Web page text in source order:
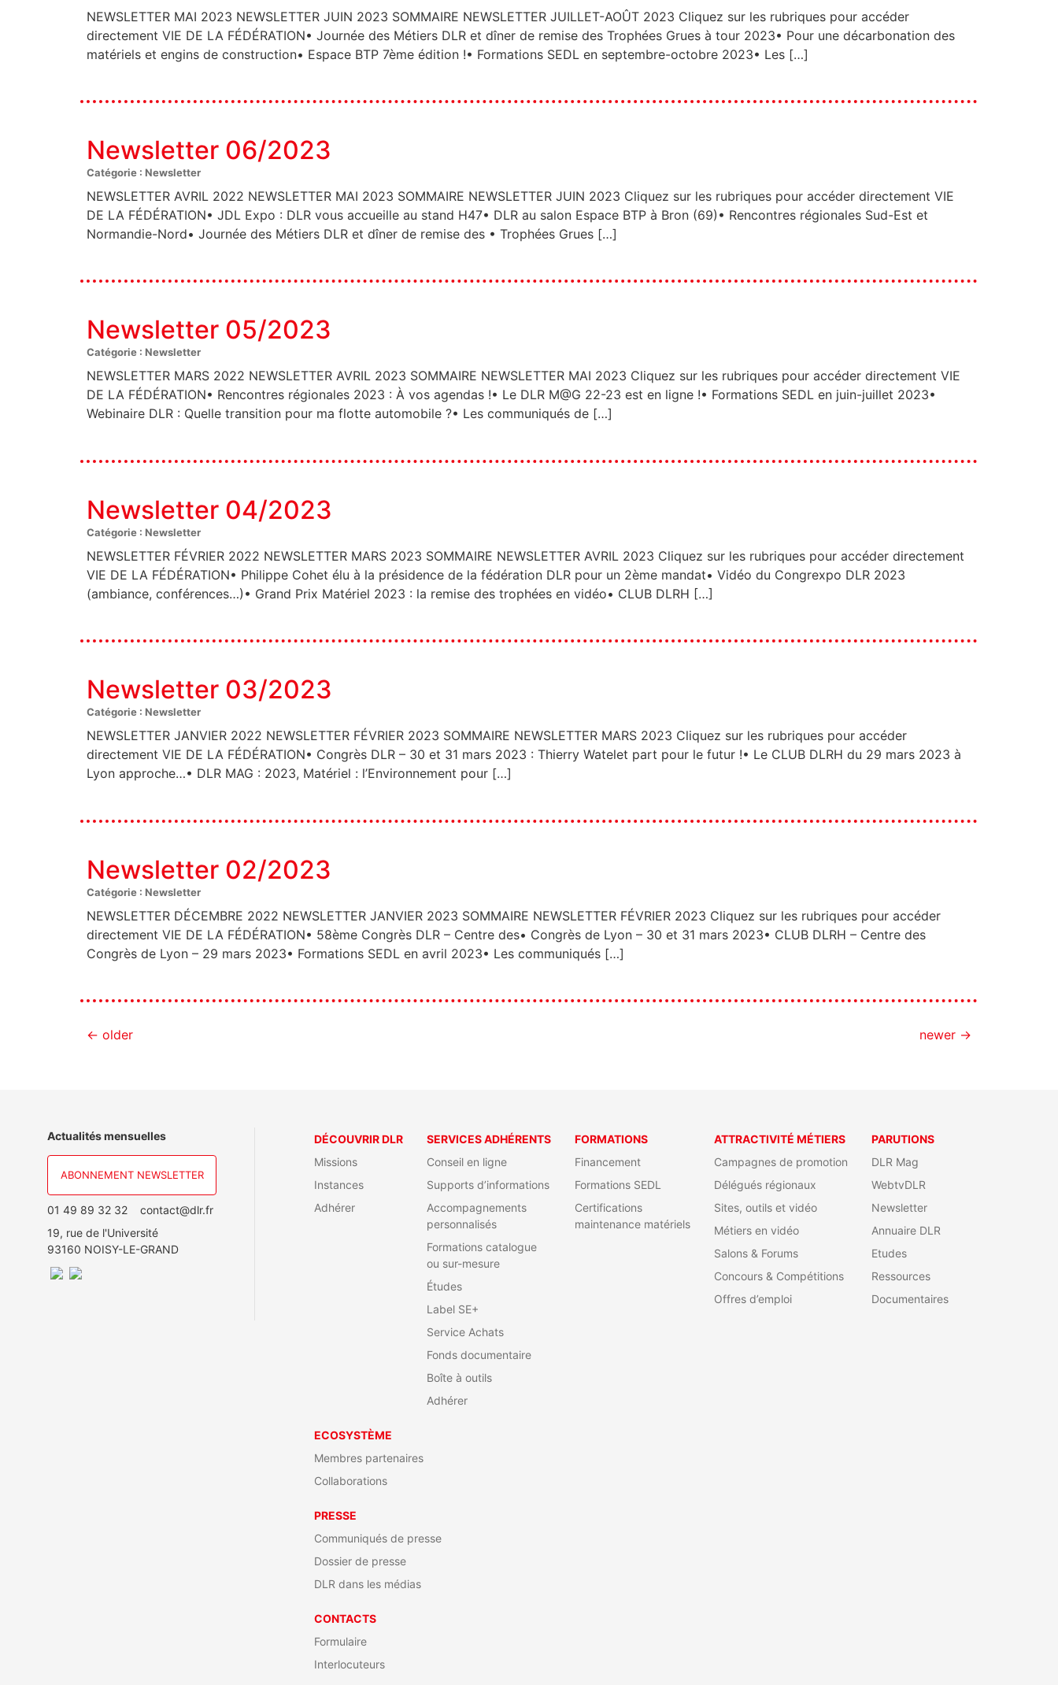
NEWSLETTER MAI 2023 NEWSLETTER JUIN 2023 SOMMAIRE NEWSLETTER JUILLET-AOÛT 2023 Cliquez sur les rubriques pour accéder
directement VIE DE LA FÉDÉRATION• Journée des Métiers DLR et dîner de remise des Trophées Grues à tour 2023• Pour une décarbonation des
matériels et engins de construction• Espace BTP 7ème édition !• Formations SEDL en septembre-octobre 2023• Les […]
Newsletter 06/2023
Catégorie : Newsletter
NEWSLETTER AVRIL 2022 NEWSLETTER MAI 2023 SOMMAIRE NEWSLETTER JUIN 2023 Cliquez sur les rubriques pour accéder directement VIE
DE LA FÉDÉRATION• JDL Expo : DLR vous accueille au stand H47• DLR au salon Espace BTP à Bron (69)• Rencontres régionales Sud-Est et
Normandie-Nord• Journée des Métiers DLR et dîner de remise des • Trophées Grues […]
Newsletter 05/2023
Catégorie : Newsletter
NEWSLETTER MARS 2022 NEWSLETTER AVRIL 2023 SOMMAIRE NEWSLETTER MAI 2023 Cliquez sur les rubriques pour accéder directement VIE
DE LA FÉDÉRATION• Rencontres régionales 2023 : À vos agendas !• Le DLR M@G 22-23 est en ligne !• Formations SEDL en juin-juillet 2023•
Webinaire DLR : Quelle transition pour ma flotte automobile ?• Les communiqués de […]
Newsletter 04/2023
Catégorie : Newsletter
NEWSLETTER FÉVRIER 2022 NEWSLETTER MARS 2023 SOMMAIRE NEWSLETTER AVRIL 2023 Cliquez sur les rubriques pour accéder directement
VIE DE LA FÉDÉRATION• Philippe Cohet élu à la présidence de la fédération DLR pour un 2ème mandat• Vidéo du Congrexpo DLR 2023
(ambiance, conférences…)• Grand Prix Matériel 2023 : la remise des trophées en vidéo• CLUB DLRH […]
Newsletter 03/2023
Catégorie : Newsletter
NEWSLETTER JANVIER 2022 NEWSLETTER FÉVRIER 2023 SOMMAIRE NEWSLETTER MARS 2023 Cliquez sur les rubriques pour accéder
directement VIE DE LA FÉDÉRATION• Congrès DLR – 30 et 31 mars 2023 : Thierry Watelet part pour le futur !• Le CLUB DLRH du 29 mars 2023 à
Lyon approche…• DLR MAG : 2023, Matériel : l’Environnement pour […]
Newsletter 02/2023
Catégorie : Newsletter
NEWSLETTER DÉCEMBRE 2022 NEWSLETTER JANVIER 2023 SOMMAIRE NEWSLETTER FÉVRIER 2023 Cliquez sur les rubriques pour accéder
directement VIE DE LA FÉDÉRATION• 58ème Congrès DLR – Centre des• Congrès de Lyon – 30 et 31 mars 2023​• CLUB DLRH – Centre des
Congrès de Lyon – 29 mars 2023• Formations SEDL en avril 2023• Les communiqués […]
← older newer →
Actualités mensuelles
ABONNEMENT NEWSLETTER
01 49 89 32 32
contact@dlr.fr
19, rue de l'Université
93160 NOISY-LE-GRAND
DÉCOUVRIR DLR
Missions
Instances
Adhérer
SERVICES ADHÉRENTS
Conseil en ligne
Supports d’informations
Accompagnements
personnalisés
Formations catalogue
ou sur-mesure
Études
Label SE+
Service Achats
Fonds documentaire
Boîte à outils
Adhérer
FORMATIONS
Financement
Formations SEDL
Certifications
maintenance matériels
ATTRACTIVITÉ MÉTIERS
Campagnes de promotion
Délégués régionaux
Sites, outils et vidéo
Métiers en vidéo
Salons & Forums
Concours & Compétitions
Offres d’emploi
PARUTIONS
DLR Mag
WebtvDLR
Newsletter
Annuaire DLR
Etudes
Ressources
Documentaires
ECOSYSTÈME
Membres partenaires
Collaborations
PRESSE
Communiqués de presse
Dossier de presse
DLR dans les médias
CONTACTS
Formulaire
Interlocuteurs